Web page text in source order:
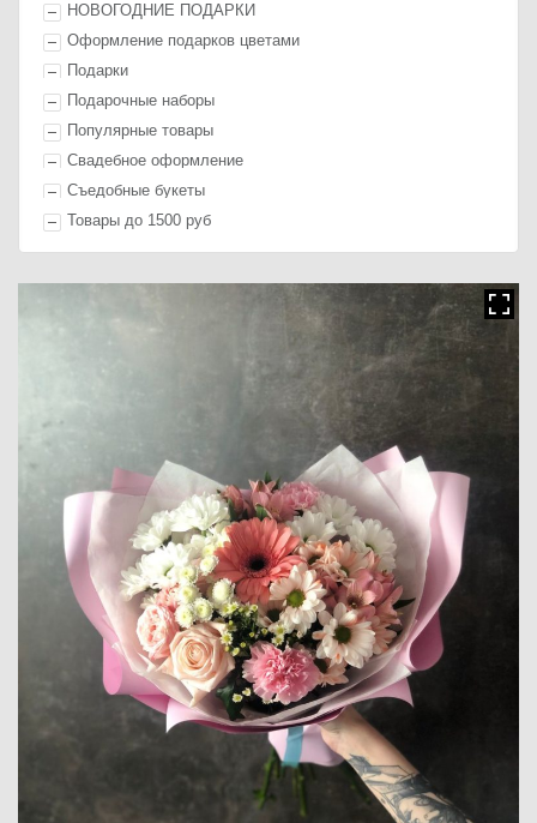
НОВОГОДНИЕ ПОДАРКИ
Оформление подарков цветами
Подарки
Подарочные наборы
Популярные товары
Свадебное оформление
Съедобные букеты
Товары до 1500 руб